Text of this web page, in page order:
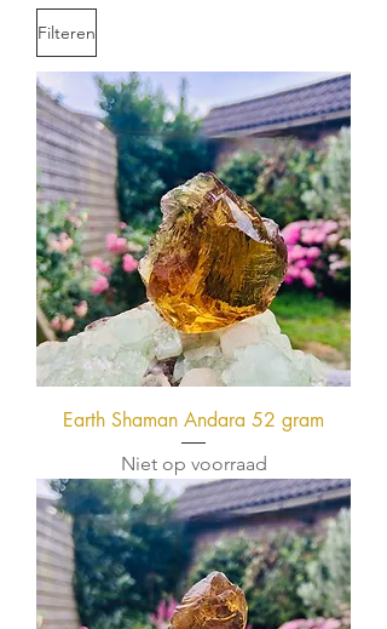
Filteren
Earth Shaman Andara 52 gram
Niet op voorraad